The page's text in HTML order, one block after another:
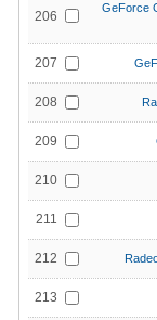
206
GeForce
207
208
209
210
211
212
213